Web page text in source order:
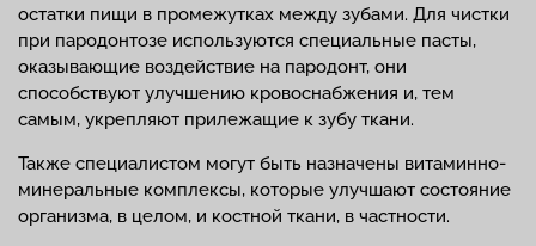
остатки пищи в промежутках между зубами. Для чистки
при пародонтозе используются специальные пасты,
оказывающие воздействие на пародонт, они
способствуют улучшению кровоснабжения и, тем
самым, укрепляют прилежащие к зубу ткани.
Также специалистом могут быть назначены витаминно-
минеральные комплексы, которые улучшают состояние
организма, в целом, и костной ткани, в частности.